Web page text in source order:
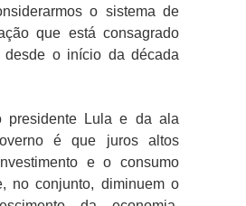
o sistema de
que está consagrado
desde o início da década
presidente Lula e da ala
é que juros altos
e o consumo
no conjunto, diminuem o